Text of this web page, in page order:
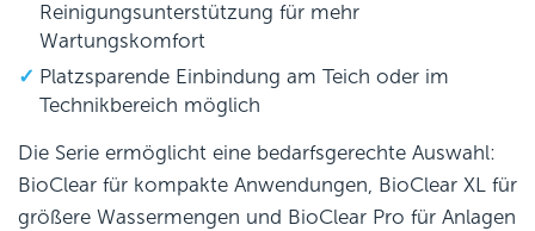
Reinigungsunterstützung für mehr
Wartungskomfort
Platzsparende Einbindung am Teich oder im
Technikbereich möglich
Die Serie ermöglicht eine bedarfsgerechte Auswahl:
BioClear für kompakte Anwendungen, BioClear XL für
größere Wassermengen und BioClear Pro für Anlagen